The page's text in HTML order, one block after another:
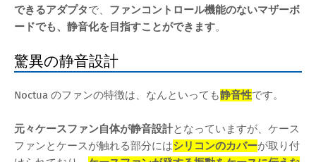
できるアダプタで、 ファンコントロール機能のないマザーボ
ードでも、静音化を目指すことができます。
驚異の静音設計
Noctua のファンの特徴は、なんといっても静音性です。
元々ケースファン自体が静音設計となっていますが、ケース
ファンとケースが触れる部分にはシリコンのカバーが取り付